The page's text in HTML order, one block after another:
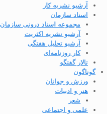
آرشیو نشریه کار
اسناد سازمان
مجموعه اسناد درونی سازمان
آرشیو نشریه اکثریت
آرشیو تحلیل هفتگی
کار روزنامه‌ای
تالار گفتگو
گوناگون
ورزش و جوانان
هنر و ادبیات
شعر
علمی و اجتماعی